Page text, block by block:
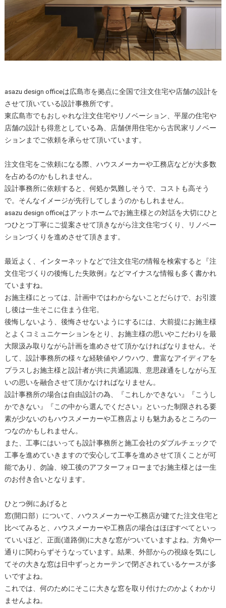
asazu design officeは広島市を拠点に全国で注文住宅や店舗の設計を
させて頂いている設計事務所です。
東広島市でもおしゃれな注文住宅やリノベーション、平屋の住宅や
店舗の設計も得意としている為、店舗併用住宅から古民家リノベー
ションまでご依頼を承らせて頂いています。
注文住宅をご依頼になる際、ハウスメーカーや工務店などが大多数
を占めるのかもしれません。
設計事務所に依頼すると、何処か気難しそうで、コストも高そう
で。そんなイメージが先行してしまうのかもしれません。
asazu design officeはアットホームでお施主様との対話を大切にひと
つひとつ丁寧にご提案させて頂きながら注文住宅づくり、リノベー
ションづくりを進めさせて頂きます。
最近よく、インターネットなどで注文住宅の情報を検索すると『注
文住宅づくりの後悔した失敗例』などマイナスな情報も多く書かれ
ていますね。
お施主様にとっては、計画中ではわからないことだらけで、お引渡
し後は一生そこに住まう住宅。
後悔しないよう、後悔させないようにするには、大前提にお施主様
とよくコミュニケーションをとり、お施主様の思いやこだわりを最
大限汲み取りながら計画を進めさせて頂かなければなりません。そ
して、設計事務所の様々な経験値やノウハウ、豊富なアイディアを
プラスしお施主様と設計者が共に共通認識、意思疎通をしながら互
いの思いを融合させて頂かなければなりません。
設計事務所の場合は自由設計の為、『これしかできない』『こうし
かできない』『この中から選んでください』といった制限される要
素が少ないのもハウスメーカーや工務店よりも魅力あるところの一
つなのかもしれません。
また、工事にはいっても設計事務所と施工会社のダブルチェックで
工事を進めていきますので安心して工事を進めさせて頂くことが可
能であり、勿論、竣工後のアフターフォローまでお施主様とは一生
のお付き合いとなります。
ひとつ例にあげると
窓(開口部）について、ハウスメーカーや工務店が建てた注文住宅と
比べてみると、ハウスメーカーや工務店の場合はほぼすべてといっ
ていいほど、正面(道路側)に大きな窓がついていますよね。方角や一
通りに関わらずそうなっています。結果、外部からの視線を気にし
てその大きな窓は日中ずっとカーテンで閉ざされているケースが多
いですよね。
これでは、何のためにそこに大きな窓を取り付けたのかよくわかり
ませんよね。